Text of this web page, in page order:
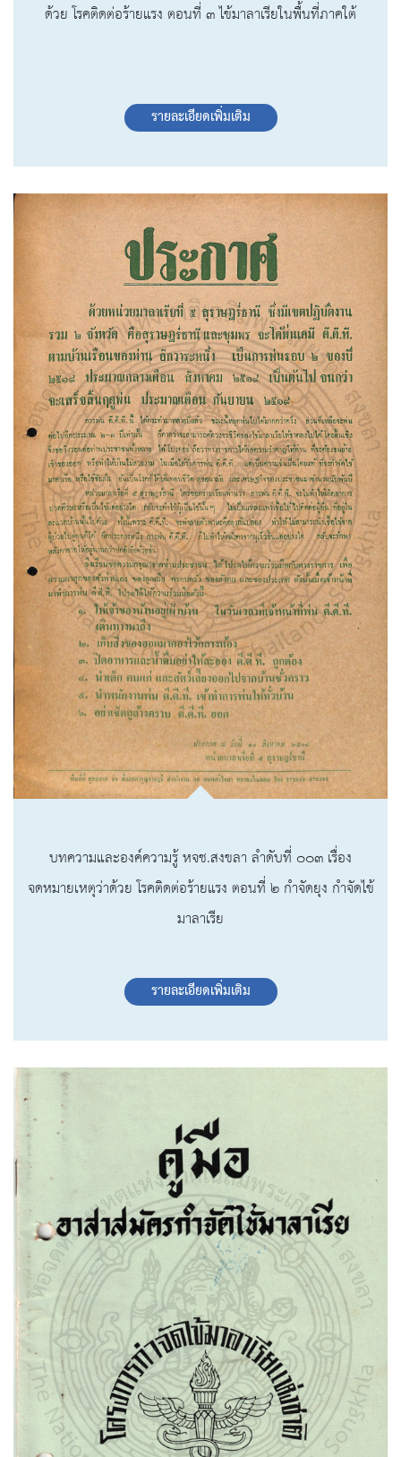
ด้วย โรคติดต่อร้ายแรง ตอนที่ ๓ ไข้มาลาเรียในพื้นที่ภาคใต้
รายละเอียดเพิ่มเติม
บทความและองค์ความรู้ หจช.สงขลา ลำดับที่ ๐๐๓ เรื่อง
จดหมายเหตุว่าด้วย โรคติดต่อร้ายแรง ตอนที่ ๒ กำจัดยุง กำจัดไข้
มาลาเรีย
รายละเอียดเพิ่มเติม